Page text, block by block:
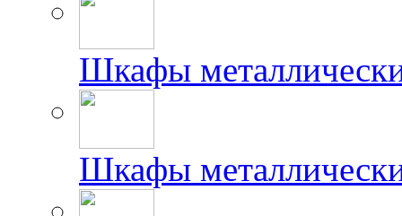
Шкафы
Шкафы